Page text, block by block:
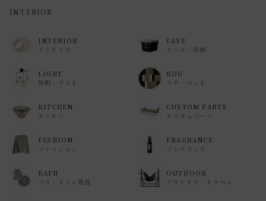
INTERIOR
INTERIOR
インテリア
CASE
ケース・収納
LIGHT
照明・ライト
RUG
ラグ・マット
KITCHEN
キッチン
CUSTOM PARTS
カスタムパーツ
FASHION
ファッション
FRAGRANCE
フレグランス
BATH
バス・トイレ用品
OUTDOOR
アウトドア・トラベル